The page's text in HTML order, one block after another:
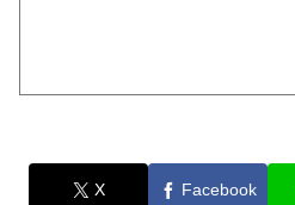
X Facebook